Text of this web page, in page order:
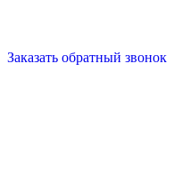
Заказать обратный звонок